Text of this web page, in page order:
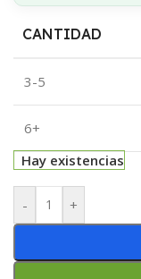
CANTIDAD
3-5
6+
Hay existencias
- +